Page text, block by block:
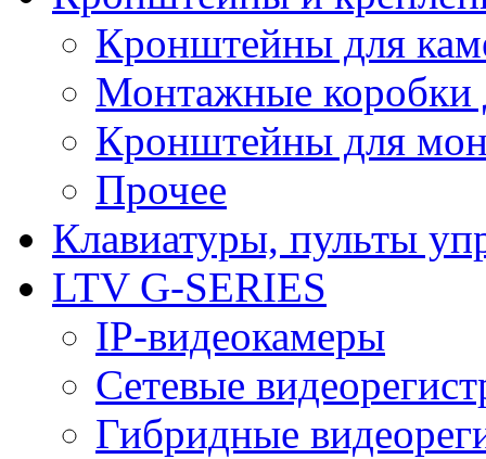
Кронштейны для
Монтажные коробки
Кронштейны для
Прочее
Клавиатуры, пульты
LTV G-SERIES
IP-видеокамеры
Сетевые
Гибридные